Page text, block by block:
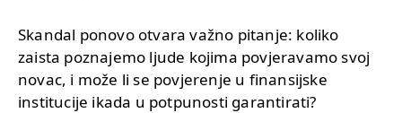
Skandal ponovo otvara važno pitanje: koliko
zaista poznajemo ljude kojima povjeravamo svoj
novac, i može li se povjerenje u finansijske
institucije ikada u potpunosti garantirati?